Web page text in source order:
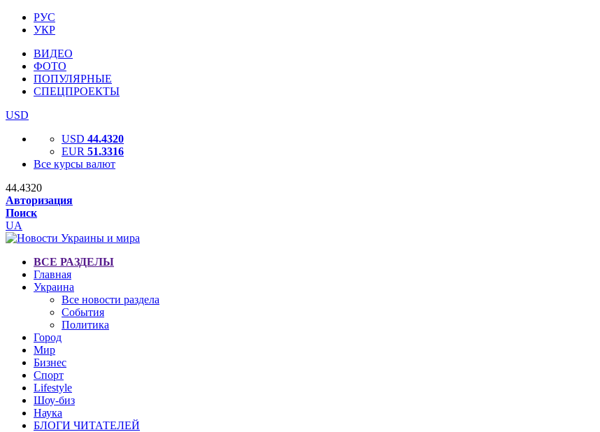
РУС
УКР
ВИДЕО
ФОТО
ПОПУЛЯРНЫЕ
СПЕЦПРОЕКТЫ
USD
USD 44.4320
EUR 51.3316
Все курсы валют
44.4320
Авторизация
Поиск
UA
ВСЕ РАЗДЕЛЫ
Главная
Украина
Все новости раздела
События
Политика
Город
Мир
Бизнес
Спорт
Lifestyle
Шоу-биз
Наука
БЛОГИ ЧИТАТЕЛЕЙ